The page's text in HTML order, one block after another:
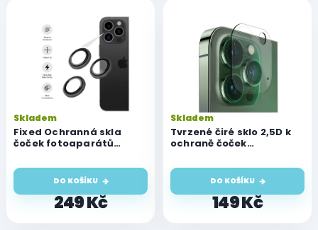
Fixed Ochranná skla
čoček fotoaparátů
14 Pro/14 Pro Max, space
gray
Skladem
249 Kč
DO KOŠÍKU
Tvrzené čiré sklo 2,5D k
ochraně čoček
14 Pro/14 Pro Max
Skladem
149 Kč
DO KOŠÍKU